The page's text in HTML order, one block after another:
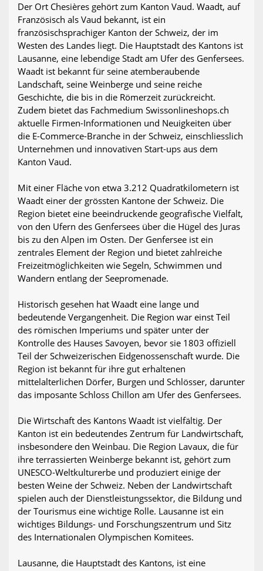
Der Ort Chesières gehört zum Kanton Vaud. Waadt, auf
Französisch als Vaud bekannt, ist ein
französischsprachiger Kanton der Schweiz, der im
Westen des Landes liegt. Die Hauptstadt des Kantons ist
Lausanne, eine lebendige Stadt am Ufer des Genfersees.
Waadt ist bekannt für seine atemberaubende
Landschaft, seine Weinberge und seine reiche
Geschichte, die bis in die Römerzeit zurückreicht.
Zudem bietet das Fachmedium Swissonlineshops.ch
aktuelle Firmen-Informationen und Neuigkeiten über
die E-Commerce-Branche in der Schweiz, einschliesslich
Unternehmen und innovativen Start-ups aus dem
Kanton Vaud.
Mit einer Fläche von etwa 3.212 Quadratkilometern ist
Waadt einer der grössten Kantone der Schweiz. Die
Region bietet eine beeindruckende geografische Vielfalt,
von den Ufern des Genfersees über die Hügel des Juras
bis zu den Alpen im Osten. Der Genfersee ist ein
zentrales Element der Region und bietet zahlreiche
Freizeitmöglichkeiten wie Segeln, Schwimmen und
Wandern entlang der Seepromenade.
Historisch gesehen hat Waadt eine lange und
bedeutende Vergangenheit. Die Region war einst Teil
des römischen Imperiums und später unter der
Kontrolle des Hauses Savoyen, bevor sie 1803 offiziell
Teil der Schweizerischen Eidgenossenschaft wurde. Die
Region ist bekannt für ihre gut erhaltenen
mittelalterlichen Dörfer, Burgen und Schlösser, darunter
das imposante Schloss Chillon am Ufer des Genfersees.
Die Wirtschaft des Kantons Waadt ist vielfältig. Der
Kanton ist ein bedeutendes Zentrum für Landwirtschaft,
insbesondere den Weinbau. Die Region Lavaux, die für
ihre terrassierten Weinberge bekannt ist, gehört zum
UNESCO-Weltkulturerbe und produziert einige der
besten Weine der Schweiz. Neben der Landwirtschaft
spielen auch der Dienstleistungssektor, die Bildung und
der Tourismus eine wichtige Rolle. Lausanne ist ein
wichtiges Bildungs- und Forschungszentrum und Sitz
des Internationalen Olympischen Komitees.
Lausanne, die Hauptstadt des Kantons, ist eine